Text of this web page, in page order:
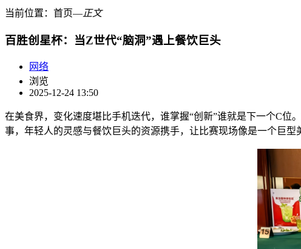
当前位置： 首页―正文
百胜创星杯：当Z世代“脑洞”遇上餐饮巨头
网络
浏览
2025-12-24 13:50
在美食界，变化速度堪比手机迭代，谁掌握“创新”谁就是下一个C
事，年轻人的灵感与餐饮巨头的资源携手，让比赛现场像是一个巨